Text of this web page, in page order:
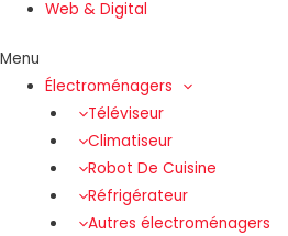
Web & Digital
Menu
Électroménagers
Téléviseur
Climatiseur
Robot De Cuisine
Réfrigérateur
Autres électroménagers